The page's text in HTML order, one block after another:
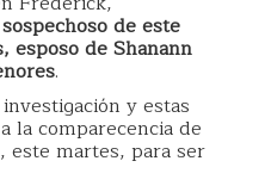
de este
esposo de Shanann
.
y estas
la comparecencia de
martes, para ser